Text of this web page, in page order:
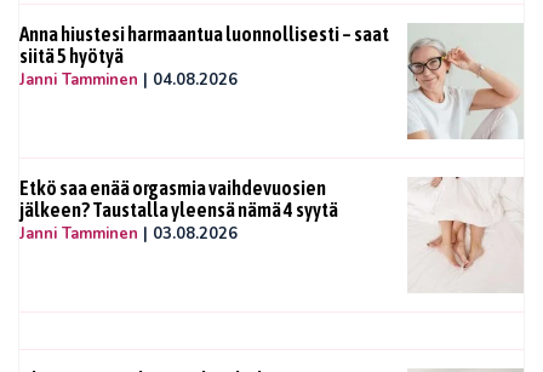
Anna hiustesi harmaantua luonnollisesti – saat
siitä 5 hyötyä
Janni Tamminen | 04.08.2026
Etkö saa enää orgasmia vaihdevuosien
jälkeen? Taustalla yleensä nämä 4 syytä
Janni Tamminen | 03.08.2026